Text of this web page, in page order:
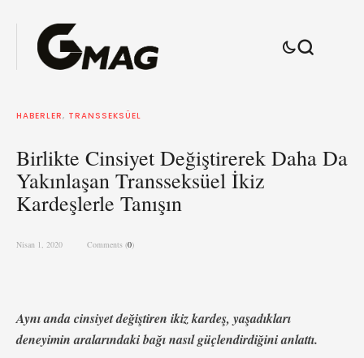
HABERLER, TRANSSEKSÜEL
Birlikte Cinsiyet Değiştirerek Daha Da
Yakınlaşan Transseksüel İkiz
Kardeşlerle Tanışın
Nisan 1, 2020 Comments (0)
Aynı anda cinsiyet değiştiren ikiz kardeş, yaşadıkları
deneyimin aralarındaki bağı nasıl güçlendirdiğini anlattı.